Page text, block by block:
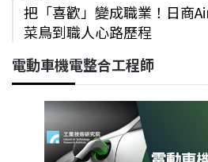
把「喜歡」變成職業！日商
菜鳥到職人心路歷程
電動車機電整合工程師